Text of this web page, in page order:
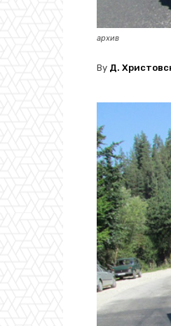
архив
By Д.